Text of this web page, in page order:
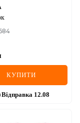
КУПИТИ
Відправка 12.08